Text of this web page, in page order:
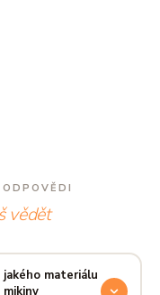
vědět
jakého materiálu
mikiny